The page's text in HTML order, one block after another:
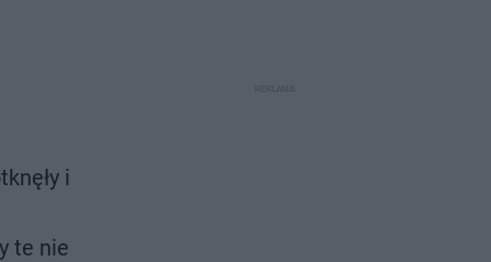
i
te nie